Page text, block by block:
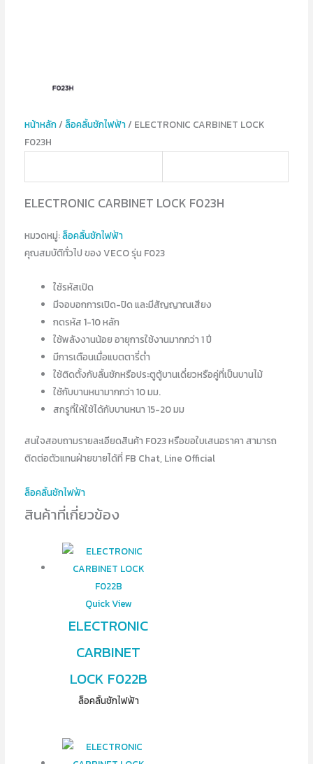
หน้าหลัก/ ล็อคลิ้นชักไฟฟ้า/ ELECTRONIC CARBINET LOCK
F023H
ELECTRONIC CARBINET LOCK F023H
หมวดหมู่:ล็อคลิ้นชักไฟฟ้า
คุณสมบัติทั่วไป ของ VECO รุ่น F023
ใช้รหัสเปิด
มีจอบอกการเปิด-ปิด และมีสัญญาณเสียง
กดรหัส 1-10 หลัก
ใช้พลังงานน้อย อายุการใช้งานมากกว่า 1 ปี
มีการเตือนเมื่อแบตตารี่ต่ำ
ใช้ติดตั้งกับลิ้นชักหรือประตูตู้บานเดี่ยวหรือคู่ที่เป็นบานไม้
ใช้กับบานหนามากกว่า 10 มม.
สกรูที่ให้ใช้ได้กับบานหนา 15-20 มม
สนใจสอบถามรายละเอียดสินค้า F023 หรือขอใบเสนอราคา สามารถ
ติดต่อตัวแทนฝ่ายขายได้ที่ FB Chat, Line Official
ล็อคลิ้นชักไฟฟ้า
สินค้าที่เกี่ยวข้อง
Quick View
ELECTRONIC
CARBINET
LOCK F022B
ล็อคลิ้นชักไฟฟ้า